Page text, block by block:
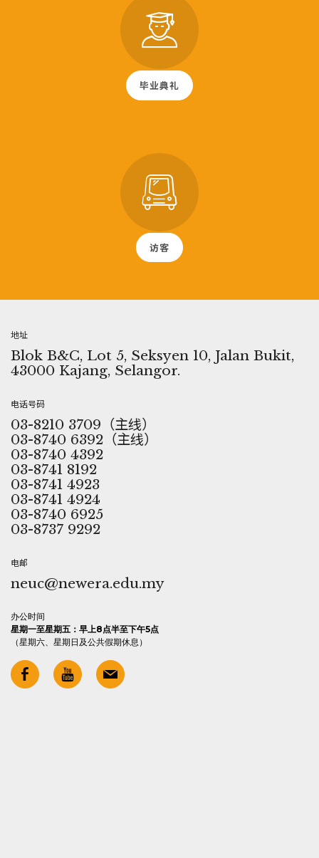
毕业典礼
访客
地址
Blok B&C, Lot 5, Seksyen 10, Jalan Bukit,
43000 Kajang, Selangor.
电话号码
03-8210 3709（主线）
03-8740 6392（主线）
03-8740 4392
03-8741 8192
03-8741 4923
03-8741 4924
03-8740 6925
03-8737 9292
电邮
neuc@newera.edu.my
办公时间
星期一至星期五：早上8点半至下午5点
（星期六、星期日及公共假期休息）